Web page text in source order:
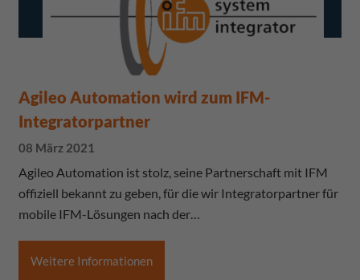
Agileo Automation wird zum IFM-
Integratorpartner
08 März 2021
Agileo Automation ist stolz, seine Partnerschaft mit IFM
offiziell bekannt zu geben, für die wir Integratorpartner für
mobile IFM-Lösungen nach der…
Weitere Informationen